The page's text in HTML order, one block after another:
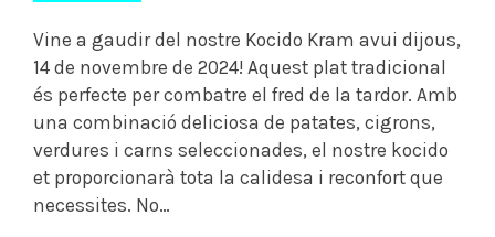
Vine a gaudir del nostre Kocido Kram avui dijous,
14 de novembre de 2024! Aquest plat tradicional
és perfecte per combatre el fred de la tardor. Amb
una combinació deliciosa de patates, cigrons,
verdures i carns seleccionades, el nostre kocido
et proporcionarà tota la calidesa i reconfort que
necessites. No…